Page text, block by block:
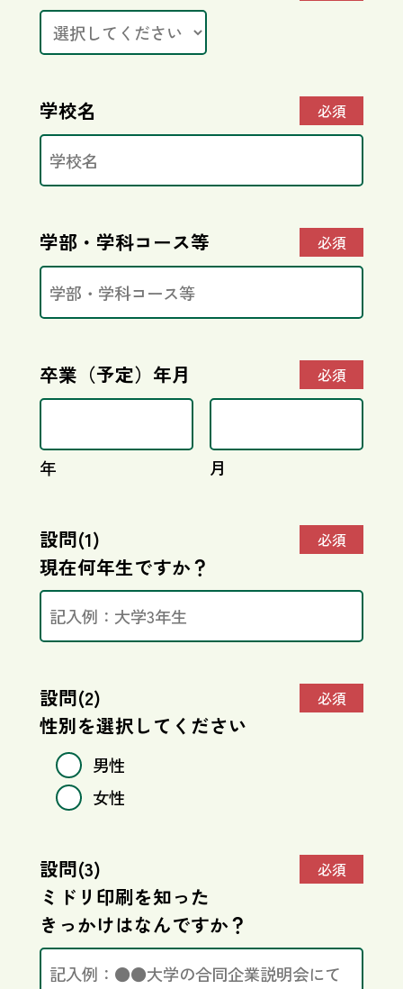
学校名 必須
学部・学科コース等 必須
卒業（予定）年月 必須
年 月
設問(1)
現在何年生ですか？
必須
設問(2)
性別を選択してください
必須
男性
女性
設問(3)
ミドリ印刷を知った
きっかけはなんですか？
必須